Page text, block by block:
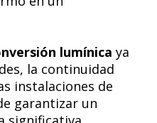
lumínica ya
la continuidad
instalaciones de
garantizar un